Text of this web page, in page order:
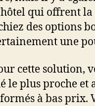
qui offrent
des options
une
cette solution,
le plus proche et
à bas prix.